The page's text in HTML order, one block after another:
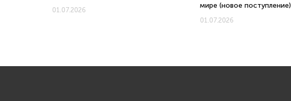
01.07.2026
мире (новое поступление)
01.07.2026